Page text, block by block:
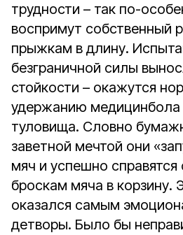
трудности – так по-
воспримут собственный
прыжкам в длину.
безграничной силы
стойкости – окажутся
удержанию
туловища. Словно
заветной мечтой они
мяч и успешно
броскам мяча в корзину.
оказался самым
детворы. Было бы